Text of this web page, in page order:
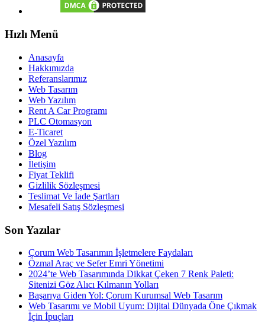
Hızlı Menü
Anasayfa
Hakkımızda
Referanslarımız
Web Tasarım
Web Yazılım
Rent A Car Programı
PLC Otomasyon
E-Ticaret
Özel Yazılım
Blog
İletişim
Fiyat Teklifi
Gizlilik Sözleşmesi
Teslimat Ve İade Şartları
Mesafeli Satış Sözleşmesi
Son Yazılar
Çorum Web Tasarımın İşletmelere Faydaları
Özmal Araç ve Sefer Emri Yönetimi
2024’te Web Tasarımında Dikkat Çeken 7 Renk Paleti:
Sitenizi Göz Alıcı Kılmanın Yolları
Başarıya Giden Yol: Çorum Kurumsal Web Tasarım
Web Tasarımı ve Mobil Uyum: Dijital Dünyada Öne Çıkmak
İçin İpuçları